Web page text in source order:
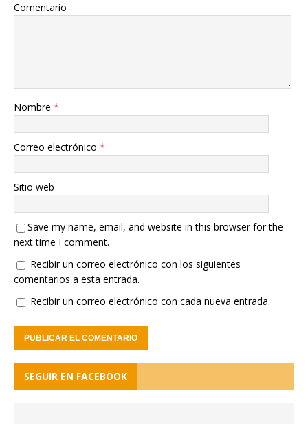
Comentario
Nombre *
Correo electrónico *
Sitio web
Save my name, email, and website in this browser for the
next time I comment.
Recibir un correo electrónico con los siguientes
comentarios a esta entrada.
Recibir un correo electrónico con cada nueva entrada.
SEGUIR EN FACEBOOK